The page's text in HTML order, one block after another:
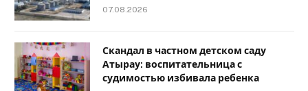
07.08.2026
Скандал в частном детском саду
Атырау: воспитательница с
судимостью избивала ребенка